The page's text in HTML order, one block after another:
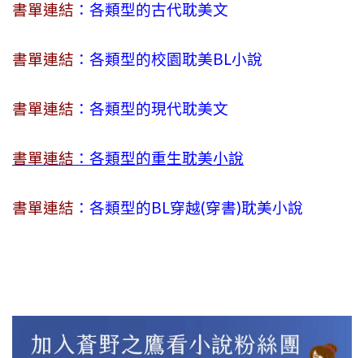
書單連結 ：各類型的古代耽美文
書單連結 ：各類型的校園耽美BL小說
書單連結 ：各類型的現代耽美文
書單連結 ：各類型的重生耽美小說
書單連結 ：各類型的BL穿越(穿書)耽美小說